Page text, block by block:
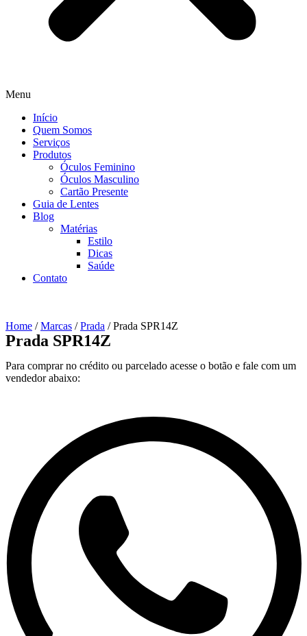
Menu
Início
Quem Somos
Serviços
Produtos
Óculos Feminino
Óculos Masculino
Cartão Presente
Guia de Lentes
Blog
Matérias
Estilo
Dicas
Saúde
Contato
Home /Marcas /Prada / Prada SPR14Z
Prada SPR14Z
Para comprar no crédito ou parcelado acesse o botão e fale com um
vendedor abaixo: